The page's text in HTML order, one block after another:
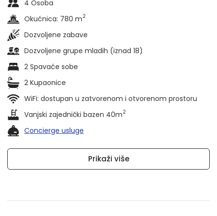
4 Osoba
Okućnica: 780 m2
Dozvoljene zabave
Dozvoljene grupe mladih (iznad 18)
2 Spavaće sobe
2 Kupaonice
WiFi: dostupan u zatvorenom i otvorenom prostoru
Vanjski zajednički bazen 40m2
Concierge usluge
Prikaži više